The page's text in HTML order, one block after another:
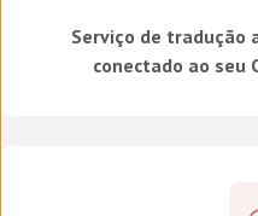
Serviço de
conectado ao seu